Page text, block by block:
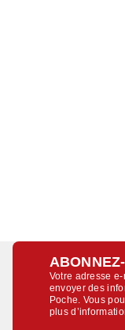
Votre adresse
envoyer des
Poche. Vous
plus